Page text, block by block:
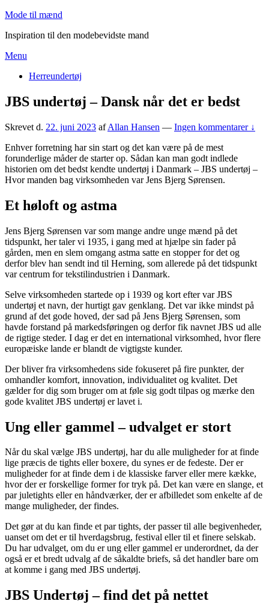
Skip
content
Mode til mænd
Inspiration til den modebevidste mand
Menu
PrimærHerreundertøj
JBS undertøj – Dansk når det er bedst
Skrevet d. 22. juni 2023 afAllan Hansen — Ingen kommentarer ↓
Enhver forretning har sin start og det kan være på de mest
forunderlige måder de starter op. Sådan kan man godt indlede
historien om det bedst kendte undertøj i Danmark – JBS undertøj –
Hvor manden bag virksomheden var Jens Bjerg Sørensen.
Et høloft og astma
Jens Bjerg Sørensen var som mange andre unge mænd på det
tidspunkt, her taler vi 1935, i gang med at hjælpe sin fader på
gården, men en slem omgang astma satte en stopper for det og
derfor blev han sendt ind til Herning, som allerede på det tidspunkt
var centrum for tekstilindustrien i Danmark.
Selve virksomheden startede op i 1939 og kort efter var JBS
undertøj et navn, der hurtigt gav genklang. Det var ikke mindst på
grund af det gode hoved, der sad på Jens Bjerg Sørensen, som
havde forstand på markedsføringen og derfor fik navnet JBS ud alle
de rigtige steder. I dag er det en international virksomhed, hvor flere
europæiske lande er blandt de vigtigste kunder.
Der bliver fra virksomhedens side fokuseret på fire punkter, der
omhandler komfort, innovation, individualitet og kvalitet. Det
gælder for dig som bruger om at føle sig godt tilpas og mærke den
gode kvalitet JBS undertøj er lavet i.
Ung eller gammel – udvalget er stort
Når du skal vælge JBS undertøj, har du alle muligheder for at finde
lige præcis de tights eller boxere, du synes er de fedeste. Der er
muligheder for at finde dem i de klassiske farver eller mere kække,
hvor der er forskellige former for tryk på. Det kan være en slange, et
par juletights eller en håndværker, der er afbilledet som enkelte af de
mange muligheder, der findes.
Det gør at du kan finde et par tights, der passer til alle begivenheder,
uanset om det er til hverdagsbrug, festival eller til et finere selskab.
Du har udvalget, om du er ung eller gammel er underordnet, da der
også er et bredt udvalg af de såkaldte briefs, så det handler bare om
at komme i gang med JBS undertøj.
JBS Undertøj – find det på nettet